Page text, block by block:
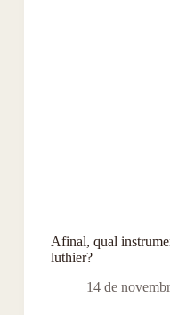
Afinal, qual
luthier?
14 de